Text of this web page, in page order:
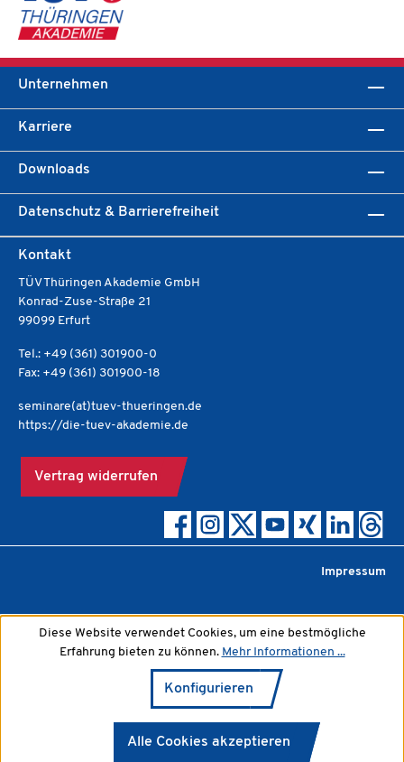
Unternehmen
Karriere
Downloads
Datenschutz & Barrierefreiheit
Kontakt
TÜV Thüringen Akademie GmbH
Konrad-Zuse-Straße 21
99099 Erfurt
Tel.: +49 (361) 301900-0
Fax: +49 (361) 301900-18
seminare(at)tuev-thueringen.de
https://die-tuev-akademie.de
Vertrag widerrufen
Impressum
Diese Website verwendet Cookies, um eine bestmögliche
Erfahrung bieten zu können. Mehr Informationen ...
Konfigurieren
Alle Cookies akzeptieren